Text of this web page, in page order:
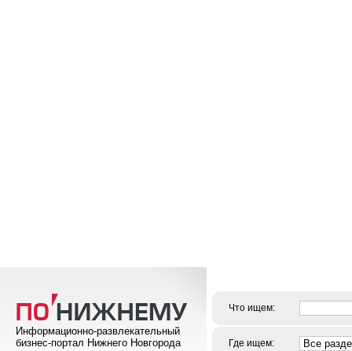
Что ищем:
Где ищем:
Информационно-развлекательный
бизнес-портал Нижнего Новгорода